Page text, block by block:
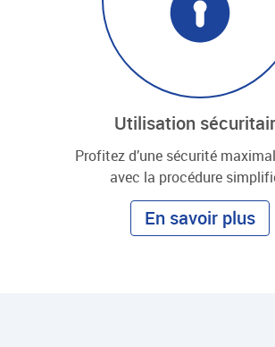
Utilisation
Profitez d’une sécurité
avec la procédure
En savoir plus